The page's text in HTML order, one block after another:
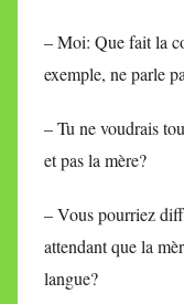
– Moi: Que fait la
exemple, ne parle
– Tu ne voudrais
et pas la mère?
– Vous pourriez
attendant que la
langue?